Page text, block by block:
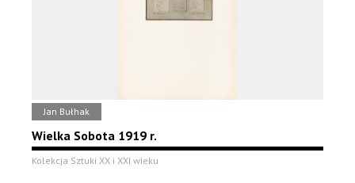
Jan Bułhak
Wielka Sobota 1919 r.
Kolekcja Sztuki XX i XXI wieku